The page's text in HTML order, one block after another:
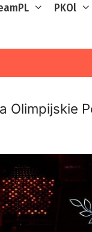
PKOl
Olimpijskie